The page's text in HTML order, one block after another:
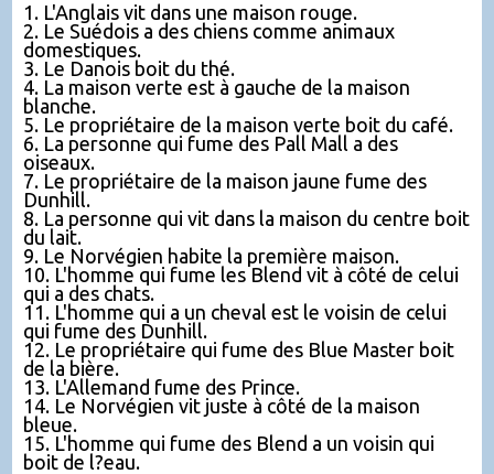
1. L'Anglais vit dans une maison rouge.
2. Le Suédois a des chiens comme animaux
domestiques.
3. Le Danois boit du thé.
4. La maison verte est à gauche de la maison
blanche.
5. Le propriétaire de la maison verte boit du café.
6. La personne qui fume des Pall Mall a des
oiseaux.
7. Le propriétaire de la maison jaune fume des
Dunhill.
8. La personne qui vit dans la maison du centre boit
du lait.
9. Le Norvégien habite la première maison.
10. L'homme qui fume les Blend vit à côté de celui
qui a des chats.
11. L'homme qui a un cheval est le voisin de celui
qui fume des Dunhill.
12. Le propriétaire qui fume des Blue Master boit
de la bière.
13. L'Allemand fume des Prince.
14. Le Norvégien vit juste à côté de la maison
bleue.
15. L'homme qui fume des Blend a un voisin qui
boit de l?eau.